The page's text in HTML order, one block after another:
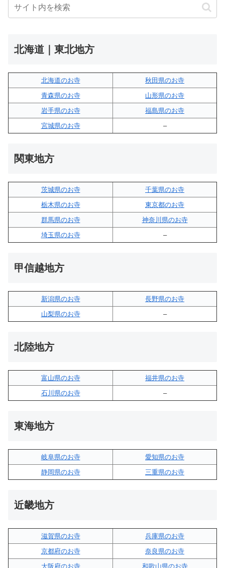
北海道｜東北地方
北海道のお寺
秋田県のお寺
青森県のお寺
山形県のお寺
岩手県のお寺
福島県のお寺
宮城県のお寺
–
関東地方
茨城県のお寺
千葉県のお寺
栃木県のお寺
東京都のお寺
群馬県のお寺
神奈川県のお寺
埼玉県のお寺
–
甲信越地方
新潟県のお寺
長野県のお寺
山梨県のお寺
–
北陸地方
富山県のお寺
福井県のお寺
石川県のお寺
–
東海地方
岐阜県のお寺
愛知県のお寺
静岡県のお寺
三重県のお寺
近畿地方
滋賀県のお寺
兵庫県のお寺
京都府のお寺
奈良県のお寺
大阪府のお寺
和歌山県のお寺